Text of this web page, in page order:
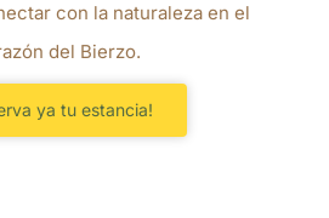
con la naturaleza en el
del Bierzo.
ya tu estancia!